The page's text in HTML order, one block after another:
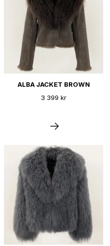
ALBA JACKET BROWN
3 399 kr